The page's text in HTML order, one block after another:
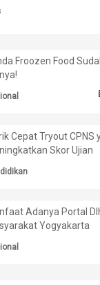
Froozen Food
Cepat Tryout CPNS
Skor Ujian
Adanya Portal
Yogyakarta